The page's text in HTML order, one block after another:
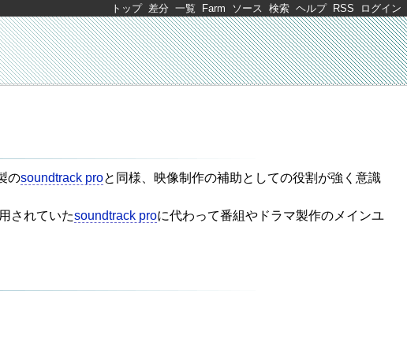
トップ 差分 一覧 Farm ソース 検索 ヘルプ RSS ログイン
のsoundtrack proと同様、映像制作の補助としての役割が強く意識
されていたsoundtrack proに代わって番組やドラマ製作のメインユ